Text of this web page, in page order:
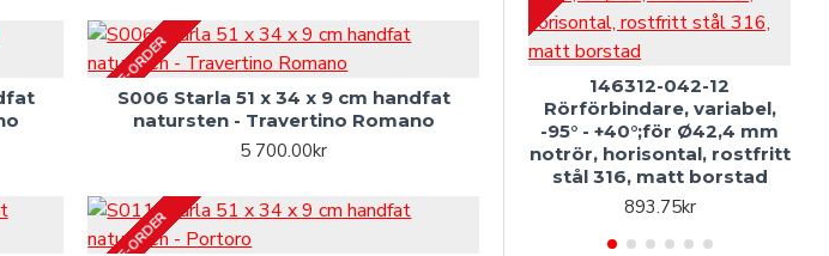
PRE-ORDER
S006 Starla 51 x 34 x 9 cm handfat
natursten - Travertino Romano
5 700.00kr
146312-042-12
Rörförbindare, variabel,
-95° - +40°;för Ø42,4 mm
notrör, horisontal, rostfritt
stål 316, matt borstad
893.75kr